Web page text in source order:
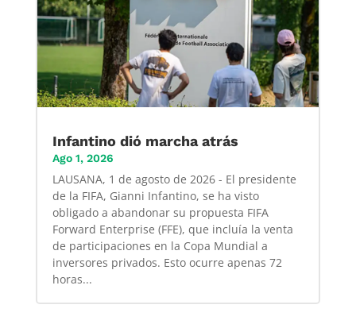
Infantino dió marcha atrás
Ago 1, 2026
LAUSANA, 1 de agosto de 2026 - El presidente
de la FIFA, Gianni Infantino, se ha visto
obligado a abandonar su propuesta FIFA
Forward Enterprise (FFE), que incluía la venta
de participaciones en la Copa Mundial a
inversores privados. Esto ocurre apenas 72
horas...